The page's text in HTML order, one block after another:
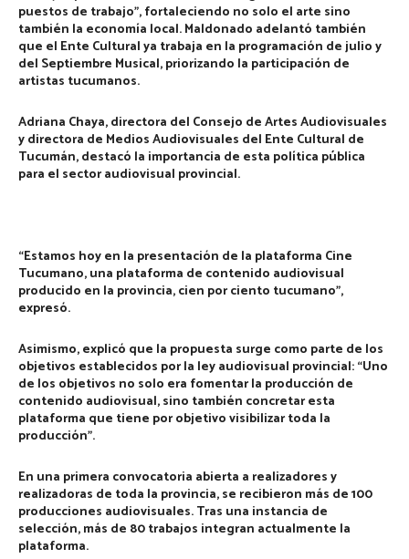
puestos de trabajo”, fortaleciendo no solo el arte sino
también la economía local. Maldonado adelantó también
que el Ente Cultural ya trabaja en la programación de julio y
del Septiembre Musical, priorizando la participación de
artistas tucumanos.
Adriana Chaya,directora del Consejo de Artes Audiovisuales
y directora de Medios Audiovisuales del Ente Cultural de
Tucumán, destacó la importancia de esta política pública
para el sector audiovisual provincial.
“Estamos hoy en la presentación de la plataforma Cine
Tucumano, una plataforma de contenido audiovisual
producido en la provincia, cien por ciento tucumano”,
expresó.
Asimismo, explicó que la propuesta surge como parte de los
objetivos establecidos por la ley audiovisual provincial: “Uno
de los objetivos no solo era fomentar la producción de
contenido audiovisual, sino también concretar esta
plataforma que tiene por objetivo visibilizar toda la
producción”.
En una primera convocatoria abierta a realizadores y
realizadoras de toda la provincia, se recibieron más de 100
producciones audiovisuales. Tras una instancia de
selección, más de 80 trabajos integran actualmente la
plataforma.